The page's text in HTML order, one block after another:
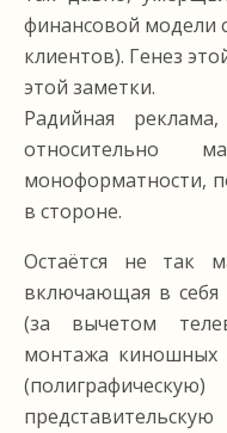
финансовой модели
клиентов). Генез
этой заметки.
Радийная
относительно
моноформатности,
в стороне.
Остаётся не так
включающая в себя
(за вычетом
монтажа киношных